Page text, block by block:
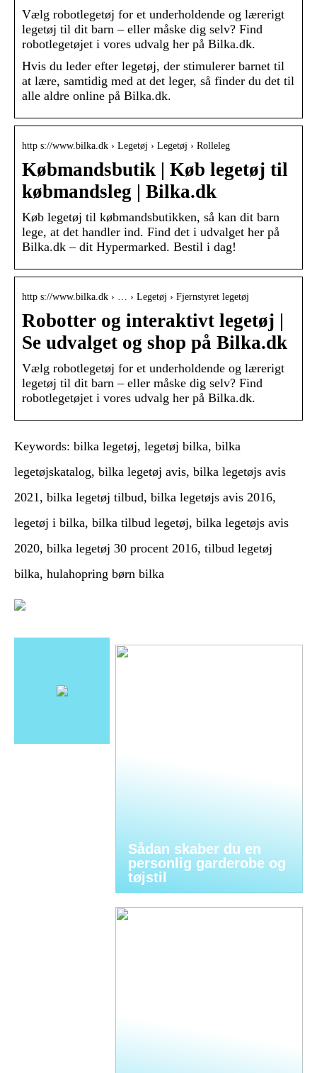
Vælg robotlegetøj for et underholdende og lærerigt
legetøj til dit barn – eller måske dig selv? Find
robotlegetøjet i vores udvalg her på Bilka.dk.
Hvis du leder efter legetøj, der stimulerer barnet til
at lære, samtidig med at det leger, så finder du det til
alle aldre online på Bilka.dk.
http s://www.bilka.dk › Legetøj › Legetøj › Rolleleg
Købmandsbutik | Køb legetøj til
købmandsleg | Bilka.dk
Køb legetøj til købmandsbutikken, så kan dit barn
lege, at det handler ind. Find det i udvalget her på
Bilka.dk – dit Hypermarked. Bestil i dag!
http s://www.bilka.dk › … › Legetøj › Fjernstyret legetøj
Robotter og interaktivt legetøj |
Se udvalget og shop på Bilka.dk
Vælg robotlegetøj for et underholdende og lærerigt
legetøj til dit barn – eller måske dig selv? Find
robotlegetøjet i vores udvalg her på Bilka.dk.
Keywords: bilka legetøj, legetøj bilka, bilka
legetøjskatalog, bilka legetøj avis, bilka legetøjs avis
2021, bilka legetøj tilbud, bilka legetøjs avis 2016,
legetøj i bilka, bilka tilbud legetøj, bilka legetøjs avis
2020, bilka legetøj 30 procent 2016, tilbud legetøj
bilka, hulahopring børn bilka
Sådan skaber du en
personlig garderobe og
tøjstil